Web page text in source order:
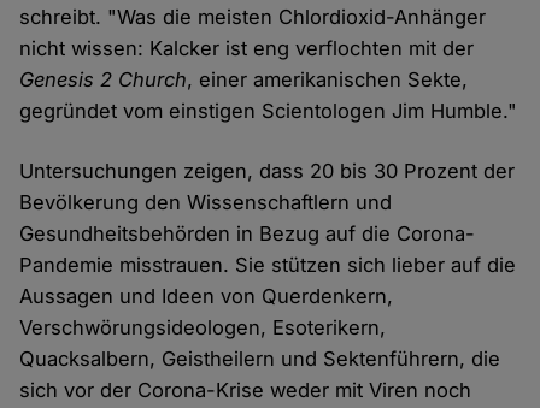
schreibt. "Was die meisten Chlordioxid-Anhänger
nicht wissen: Kalcker ist eng verflochten mit der
Genesis 2 Church, einer amerikanischen Sekte,
gegründet vom einstigen Scientologen Jim Humble."
Untersuchungen zeigen, dass 20 bis 30 Prozent der
Bevölkerung den Wissenschaftlern und
Gesundheitsbehörden in Bezug auf die Corona-
Pandemie misstrauen. Sie stützen sich lieber auf die
Aussagen und Ideen von Querdenkern,
Verschwörungsideologen, Esoterikern,
Quacksalbern, Geistheilern und Sektenführern, die
sich vor der Corona-Krise weder mit Viren noch